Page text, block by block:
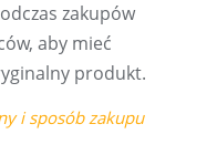
zakupów
aby mieć
produkt.
i sposób zakupu